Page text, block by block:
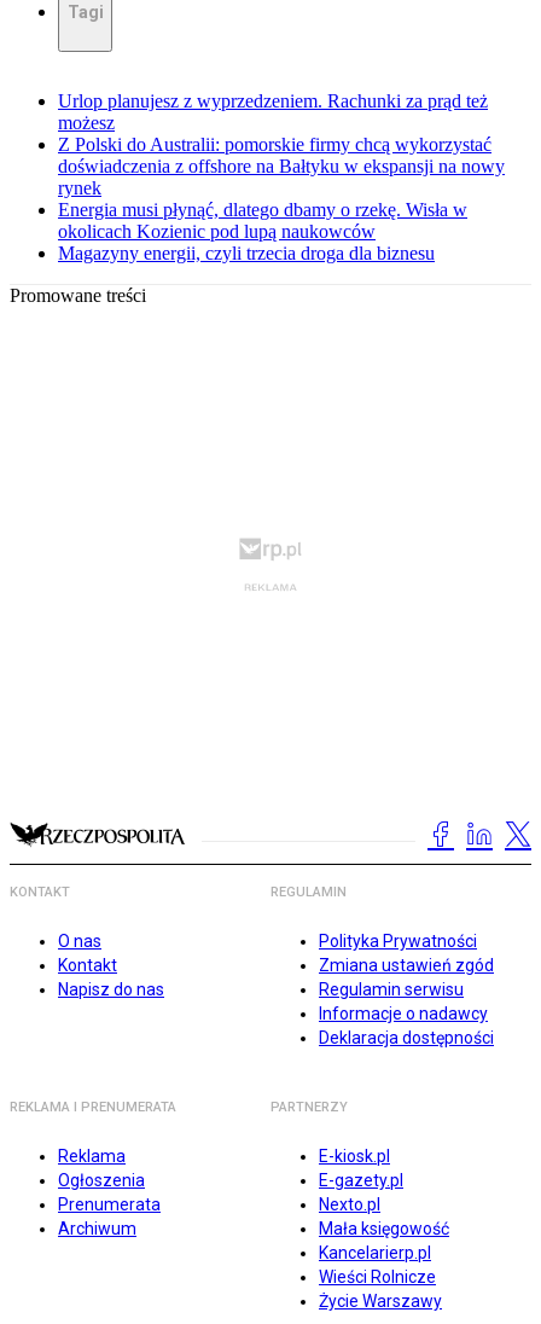
Tagi
Urlop planujesz z wyprzedzeniem. Rachunki za prąd też
możesz
Z Polski do Australii: pomorskie firmy chcą wykorzystać
doświadczenia z offshore na Bałtyku w ekspansji na nowy
rynek
Energia musi płynąć, dlatego dbamy o rzekę. Wisła w
okolicach Kozienic pod lupą naukowców
Magazyny energii, czyli trzecia droga dla biznesu
Promowane treści
KONTAKT
O nas
Kontakt
Napisz do nas
REGULAMIN
Polityka Prywatności
Zmiana ustawień zgód
Regulamin serwisu
Informacje o nadawcy
Deklaracja dostępności
REKLAMA I PRENUMERATA
Reklama
Ogłoszenia
Prenumerata
Archiwum
PARTNERZY
E-kiosk.pl
E-gazety.pl
Nexto.pl
Mała księgowość
Kancelarierp.pl
Wieści Rolnicze
Życie Warszawy